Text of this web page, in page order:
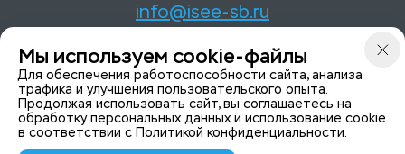
info@isee-sb.ru
Светлановский пр-кт, д. 70, корп. 1
Мы в Telegam
Мы используем cookie-файлы
Для обеспечения работоспособности сайта, анализа
трафика и улучшения пользовательского опыта.
Продолжая использовать сайт, вы соглашаетесь на
обработку персональных данных и использование cookie
в соответствии с Политикой конфиденциальности.